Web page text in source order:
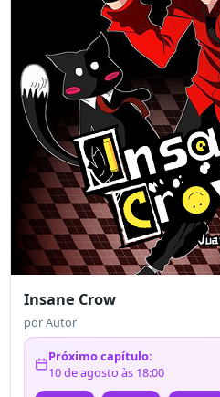
Insane Crow
porAutor
Próximo capítulo:
10 de agosto às 18:00